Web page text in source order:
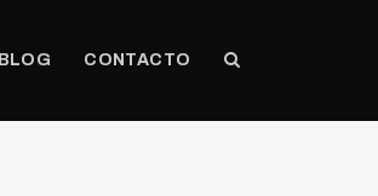
BLOG CONTACTO